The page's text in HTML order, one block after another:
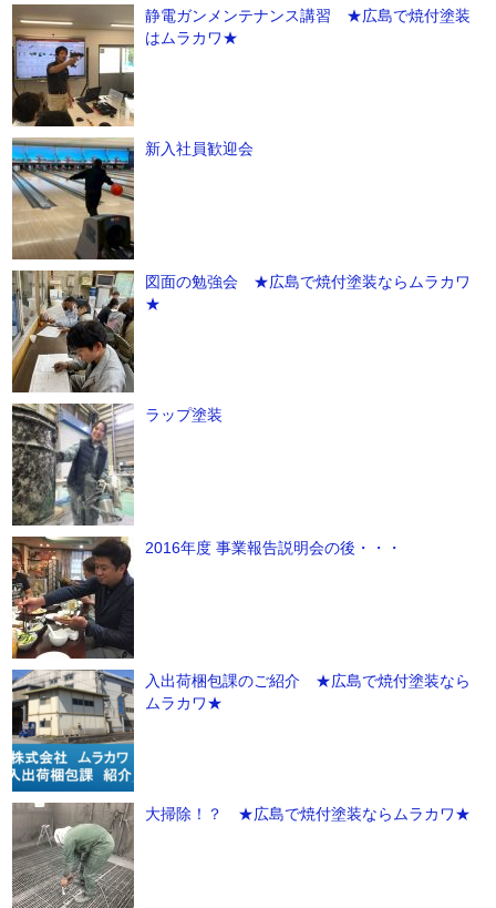
静電ガンメンテナンス講習 ★広島で焼付塗装
はムラカワ★
新入社員歓迎会
図面の勉強会 ★広島で焼付塗装ならムラカワ
★
ラップ塗装
2016年度 事業報告説明会の後・・・
入出荷梱包課のご紹介 ★広島で焼付塗装なら
ムラカワ★
大掃除！？ ★広島で焼付塗装ならムラカワ★